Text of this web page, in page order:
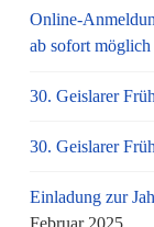
Online-
ab sofort möglich
30. Geislarer
30. Geislarer
Einladung zur
Februar 2025